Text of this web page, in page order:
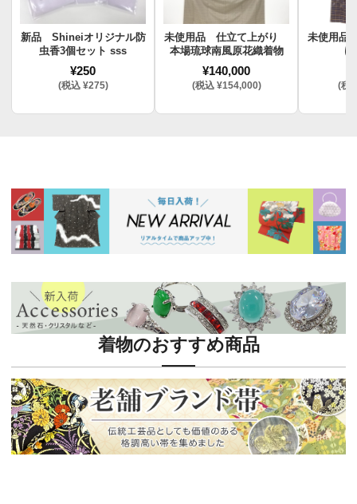
新品 Shineiオリジナル防
虫香3個セット sss
¥250
(税込 ¥275)
未使用品 仕立て上がり
本場琉球南風原花織着物
¥140,000
(税込 ¥154,000)
未使用品
(税
着物のおすすめ商品